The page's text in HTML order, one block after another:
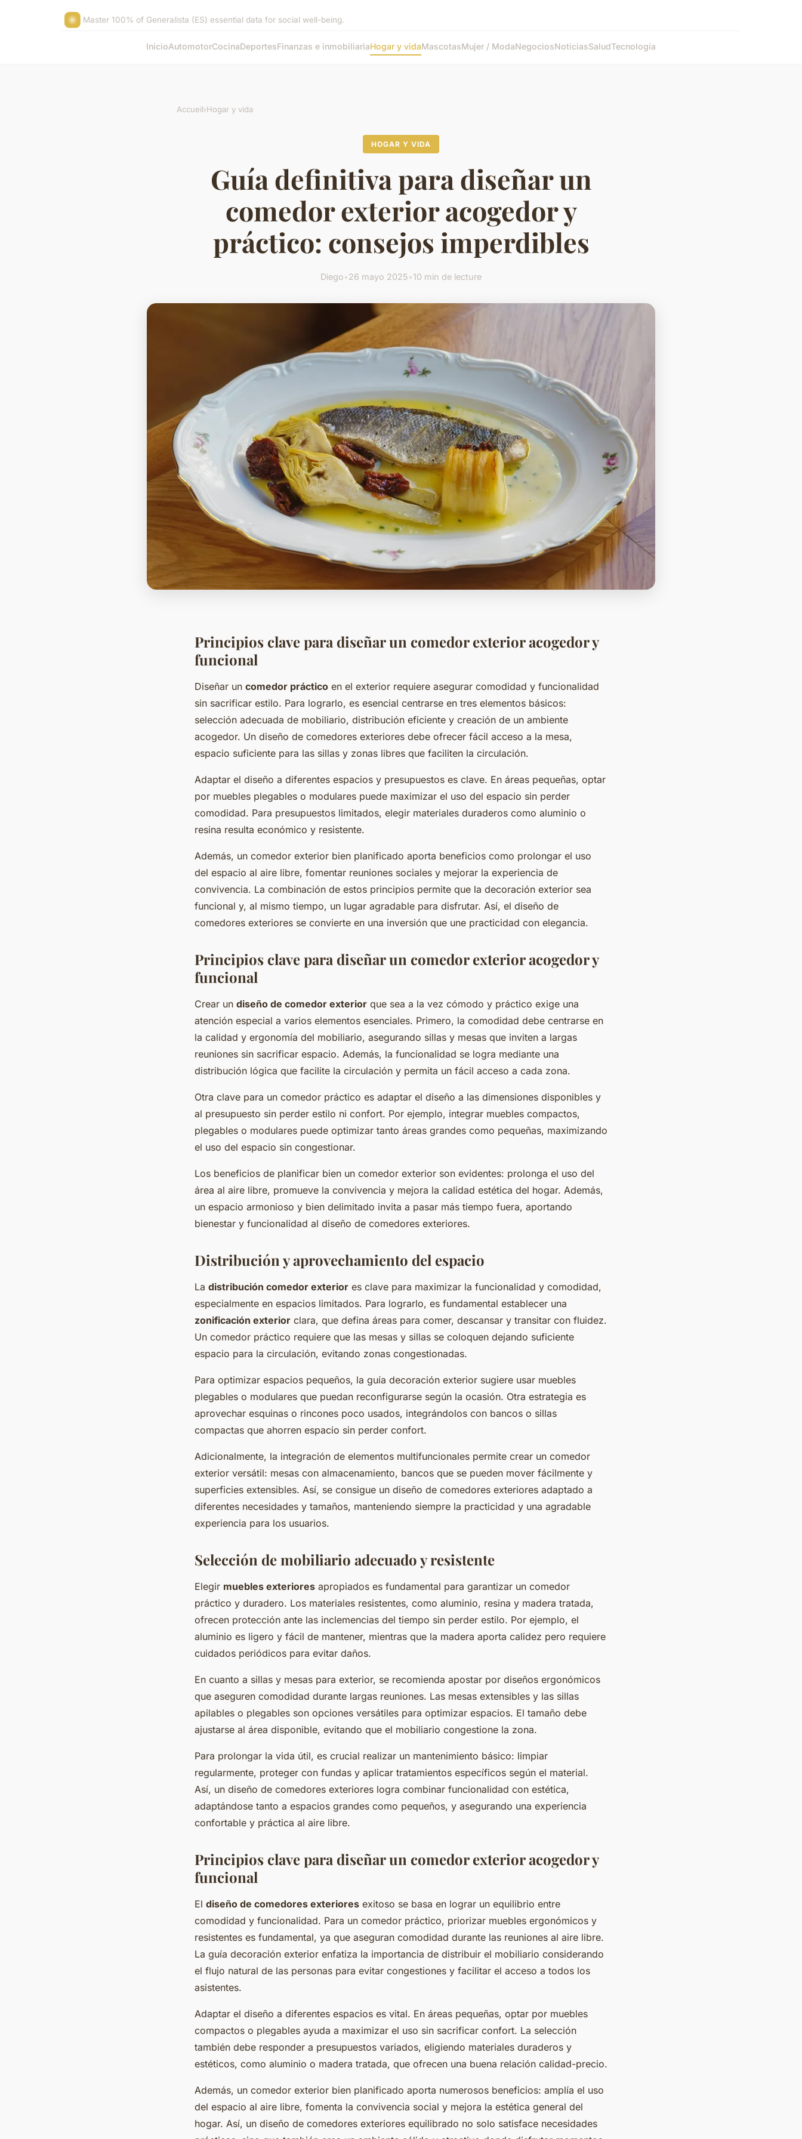
Master 100% of Generalista (ES) essential data for social well-being.
InicioAutomotorCocinaDeportesFinanzas e inmobiliariaHogar y vidaMascotasMujer / ModaNegociosNoticiasSaludTecnología
Accueil›Hogar y vida
HOGAR Y VIDA
Guía definitiva para diseñar un
comedor exterior acogedor y
práctico: consejos imperdibles
Diego•26 mayo 2025•10 min de lecture
Principios clave para diseñar un comedor exterior acogedor y
funcional
Diseñar un comedor práctico en el exterior requiere asegurar comodidad y funcionalidad
sin sacrificar estilo. Para lograrlo, es esencial centrarse en tres elementos básicos:
selección adecuada de mobiliario, distribución eficiente y creación de un ambiente
acogedor. Un diseño de comedores exteriores debe ofrecer fácil acceso a la mesa,
espacio suficiente para las sillas y zonas libres que faciliten la circulación.
Adaptar el diseño a diferentes espacios y presupuestos es clave. En áreas pequeñas, optar
por muebles plegables o modulares puede maximizar el uso del espacio sin perder
comodidad. Para presupuestos limitados, elegir materiales duraderos como aluminio o
resina resulta económico y resistente.
Además, un comedor exterior bien planificado aporta beneficios como prolongar el uso
del espacio al aire libre, fomentar reuniones sociales y mejorar la experiencia de
convivencia. La combinación de estos principios permite que la decoración exterior sea
funcional y, al mismo tiempo, un lugar agradable para disfrutar. Así, el diseño de
comedores exteriores se convierte en una inversión que une practicidad con elegancia.
Principios clave para diseñar un comedor exterior acogedor y
funcional
Crear un diseño de comedor exterior que sea a la vez cómodo y práctico exige una
atención especial a varios elementos esenciales. Primero, la comodidad debe centrarse en
la calidad y ergonomía del mobiliario, asegurando sillas y mesas que inviten a largas
reuniones sin sacrificar espacio. Además, la funcionalidad se logra mediante una
distribución lógica que facilite la circulación y permita un fácil acceso a cada zona.
Otra clave para un comedor práctico es adaptar el diseño a las dimensiones disponibles y
al presupuesto sin perder estilo ni confort. Por ejemplo, integrar muebles compactos,
plegables o modulares puede optimizar tanto áreas grandes como pequeñas, maximizando
el uso del espacio sin congestionar.
Los beneficios de planificar bien un comedor exterior son evidentes: prolonga el uso del
área al aire libre, promueve la convivencia y mejora la calidad estética del hogar. Además,
un espacio armonioso y bien delimitado invita a pasar más tiempo fuera, aportando
bienestar y funcionalidad al diseño de comedores exteriores.
Distribución y aprovechamiento del espacio
La distribución comedor exterior es clave para maximizar la funcionalidad y comodidad,
especialmente en espacios limitados. Para lograrlo, es fundamental establecer una
zonificación exterior clara, que defina áreas para comer, descansar y transitar con fluidez.
Un comedor práctico requiere que las mesas y sillas se coloquen dejando suficiente
espacio para la circulación, evitando zonas congestionadas.
Para optimizar espacios pequeños, la guía decoración exterior sugiere usar muebles
plegables o modulares que puedan reconfigurarse según la ocasión. Otra estrategia es
aprovechar esquinas o rincones poco usados, integrándolos con bancos o sillas
compactas que ahorren espacio sin perder confort.
Adicionalmente, la integración de elementos multifuncionales permite crear un comedor
exterior versátil: mesas con almacenamiento, bancos que se pueden mover fácilmente y
superficies extensibles. Así, se consigue un diseño de comedores exteriores adaptado a
diferentes necesidades y tamaños, manteniendo siempre la practicidad y una agradable
experiencia para los usuarios.
Selección de mobiliario adecuado y resistente
Elegir muebles exteriores apropiados es fundamental para garantizar un comedor
práctico y duradero. Los materiales resistentes, como aluminio, resina y madera tratada,
ofrecen protección ante las inclemencias del tiempo sin perder estilo. Por ejemplo, el
aluminio es ligero y fácil de mantener, mientras que la madera aporta calidez pero requiere
cuidados periódicos para evitar daños.
En cuanto a sillas y mesas para exterior, se recomienda apostar por diseños ergonómicos
que aseguren comodidad durante largas reuniones. Las mesas extensibles y las sillas
apilables o plegables son opciones versátiles para optimizar espacios. El tamaño debe
ajustarse al área disponible, evitando que el mobiliario congestione la zona.
Para prolongar la vida útil, es crucial realizar un mantenimiento básico: limpiar
regularmente, proteger con fundas y aplicar tratamientos específicos según el material.
Así, un diseño de comedores exteriores logra combinar funcionalidad con estética,
adaptándose tanto a espacios grandes como pequeños, y asegurando una experiencia
confortable y práctica al aire libre.
Principios clave para diseñar un comedor exterior acogedor y
funcional
El diseño de comedores exteriores exitoso se basa en lograr un equilibrio entre
comodidad y funcionalidad. Para un comedor práctico, priorizar muebles ergonómicos y
resistentes es fundamental, ya que aseguran comodidad durante las reuniones al aire libre.
La guía decoración exterior enfatiza la importancia de distribuir el mobiliario considerando
el flujo natural de las personas para evitar congestiones y facilitar el acceso a todos los
asistentes.
Adaptar el diseño a diferentes espacios es vital. En áreas pequeñas, optar por muebles
compactos o plegables ayuda a maximizar el uso sin sacrificar confort. La selección
también debe responder a presupuestos variados, eligiendo materiales duraderos y
estéticos, como aluminio o madera tratada, que ofrecen una buena relación calidad-precio.
Además, un comedor exterior bien planificado aporta numerosos beneficios: amplía el uso
del espacio al aire libre, fomenta la convivencia social y mejora la estética general del
hogar. Así, un diseño de comedores exteriores equilibrado no solo satisface necesidades